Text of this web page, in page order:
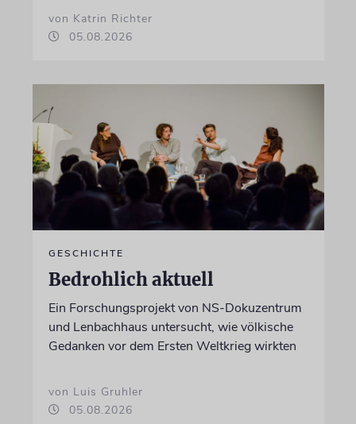
von Katrin Richter
05.08.2026
GESCHICHTE
Bedrohlich aktuell
Ein Forschungsprojekt von NS-Dokuzentrum
und Lenbachhaus untersucht, wie völkische
Gedanken vor dem Ersten Weltkrieg wirkten
von Luis Gruhler
05.08.2026